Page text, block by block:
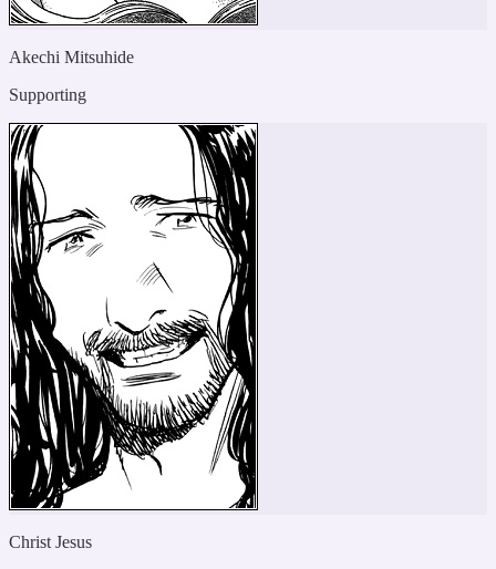
Akechi Mitsuhide
Supporting
Christ Jesus